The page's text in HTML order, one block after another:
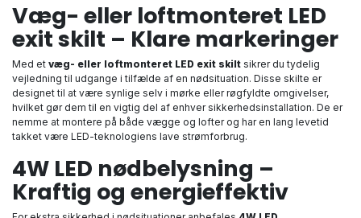
Væg- eller loftmonteret LED
exit skilt – Klare markeringer
Med et væg- eller loftmonteret LED exit skilt sikrer du tydelig
vejledning til udgange i tilfælde af en nødsituation. Disse skilte er
designet til at være synlige selv i mørke eller røgfyldte omgivelser,
hvilket gør dem til en vigtig del af enhver sikkerhedsinstallation. De er
nemme at montere på både vægge og lofter og har en lang levetid
takket være LED-teknologiens lave strømforbrug.
4W LED nødbelysning –
Kraftig og energieffektiv